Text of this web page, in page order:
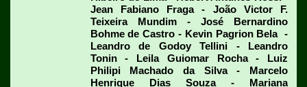
Jean Fabiano Fraga - João Victor F.
Teixeira Mundim - José Bernardino
Bohme de Castro - Kevin Pagrion Bela -
Leandro de Godoy Tellini - Leandro
Tonin - Leila Guiomar Rocha - Luiz
Philipi Machado da Silva - Marcelo
Henrique Dias Souza - Mariana